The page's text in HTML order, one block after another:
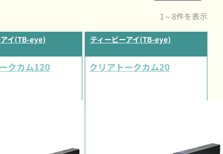
1～8件を表示
イ(TB-eye)
クカム120
ティービーアイ(TB-eye)
クリアトークカム20